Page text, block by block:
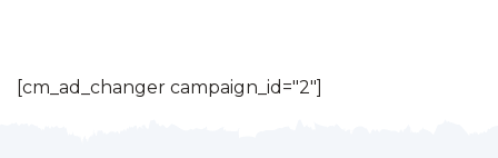
[cm_ad_changer campaign_id="2"]